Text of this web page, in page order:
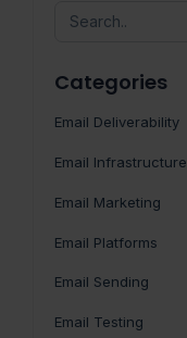
Categories
Email Deliverability
Email Infrastructure
Email Marketing
Email Platforms
Email Sending
Email Testing